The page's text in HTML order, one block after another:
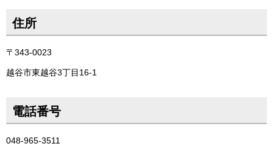
住所
〒343-0023
越谷市東越谷3丁目16-1
電話番号
048-965-3511